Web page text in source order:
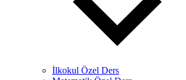
İlkokul Özel Ders